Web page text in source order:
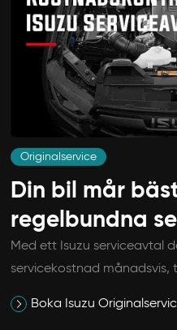
Originalservice
Din bil mår
regelbundna
Med ett Isuzu serviceavtal
servicekostnad
Boka Isuzu